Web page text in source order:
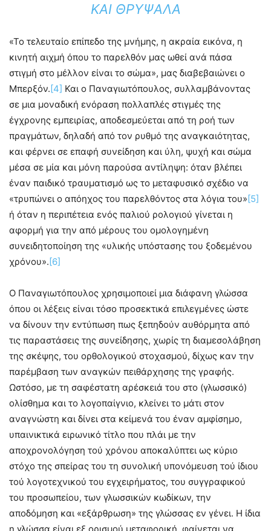
ΚΑΙ ΘΡΎΨΑΛΑ
«Το τελευταίο επίπεδο της μνήμης, η ακραία εικόνα, η
κινητή αιχμή όπου το παρελθόν μας ωθεί ανά πάσα
στιγμή στο μέλλον είναι το σώμα», μας διαβεβαιώνει ο
Μπερξόν.[4] Και ο Παναγιωτόπουλος, συλλαμβάνοντας
σε μια μοναδική ενόραση πολλαπλές στιγμές της
έγχρονης εμπειρίας, αποδεσμεύεται από τη ροή των
πραγμάτων, δηλαδή από τον ρυθμό της αναγκαιότητας,
και φέρνει σε επαφή συνείδηση και ύλη, ψυχή και σώμα
μέσα σε μία και μόνη παρούσα αντίληψη: όταν βλέπει
έναν παιδικό τραυματισμό ως το μεταφυσικό σχέδιο να
«τρυπώνει ο απόηχος του παρελθόντος στα λόγια του»[5]
ή όταν η περιπέτεια ενός παλιού ρολογιού γίνεται η
αφορμή για την από μέρους του ομολογημένη
συνειδητοποίηση της «υλικής υπόστασης του ξοδεμένου
χρόνου».[6]
Ο Παναγιωτόπουλος χρησιμοποιεί μια διάφανη γλώσσα
όπου οι λέξεις είναι τόσο προσεκτικά επιλεγμένες ώστε
να δίνουν την εντύπωση πως ξεπηδούν αυθόρμητα από
τις παραστάσεις της συνείδησης, χωρίς τη διαμεσολάβηση
της σκέψης, του ορθολογικού στοχασμού, δίχως καν την
παρέμβαση των αναγκών πειθάρχησης της γραφής.
Ωστόσο, με τη σαφέστατη αρέσκειά του στο (γλωσσικό)
ολίσθημα και το λογοπαίγνιο, κλείνει το μάτι στον
αναγνώστη και δίνει στα κείμενά του έναν αμφίσημο,
υπαινικτικά ειρωνικό τίτλο που πλάι με την
αποχρονολόγηση τού χρόνου αποκαλύπτει ως κύριο
στόχο της σπείρας του τη συνολική υπονόμευση τού ίδιου
τού λογοτεχνικού του εγχειρήματος, του συγγραφικού
του προσωπείου, των γλωσσικών κωδίκων, την
αποδόμηση και «εξάρθρωση» της γλώσσας εν γένει. Η ίδια